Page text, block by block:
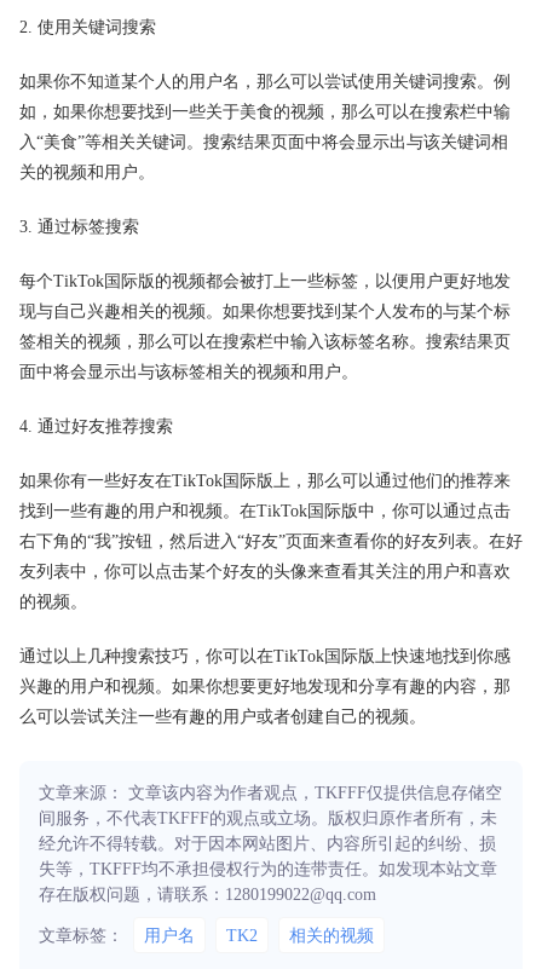
2. 使用关键词搜索
如果你不知道某个人的用户名，那么可以尝试使用关键词搜索。例
如，如果你想要找到一些关于美食的视频，那么可以在搜索栏中输
入“美食”等相关关键词。搜索结果页面中将会显示出与该关键词相
关的视频和用户。
3. 通过标签搜索
每个TikTok国际版的视频都会被打上一些标签，以便用户更好地发
现与自己兴趣相关的视频。如果你想要找到某个人发布的与某个标
签相关的视频，那么可以在搜索栏中输入该标签名称。搜索结果页
面中将会显示出与该标签相关的视频和用户。
4. 通过好友推荐搜索
如果你有一些好友在TikTok国际版上，那么可以通过他们的推荐来
找到一些有趣的用户和视频。在TikTok国际版中，你可以通过点击
右下角的“我”按钮，然后进入“好友”页面来查看你的好友列表。在好
友列表中，你可以点击某个好友的头像来查看其关注的用户和喜欢
的视频。
通过以上几种搜索技巧，你可以在TikTok国际版上快速地找到你感
兴趣的用户和视频。如果你想要更好地发现和分享有趣的内容，那
么可以尝试关注一些有趣的用户或者创建自己的视频。
文章来源： 文章该内容为作者观点，TKFFF仅提供信息存储空
间服务，不代表TKFFF的观点或立场。版权归原作者所有，未
经允许不得转载。对于因本网站图片、内容所引起的纠纷、损
失等，TKFFF均不承担侵权行为的连带责任。如发现本站文章
存在版权问题，请联系：1280199022@qq.com
文章标签： 用户名 TK2 相关的视频